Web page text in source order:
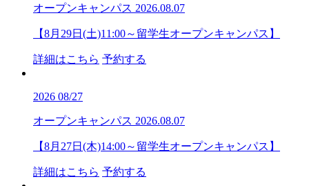
オープンキャンパス 2026.08.07
【8月29日(土)11:00～留学生オープンキャンパス】
詳細はこちら 予約する
2026 08/27
オープンキャンパス 2026.08.07
【8月27日(木)14:00～留学生オープンキャンパス】
詳細はこちら 予約する